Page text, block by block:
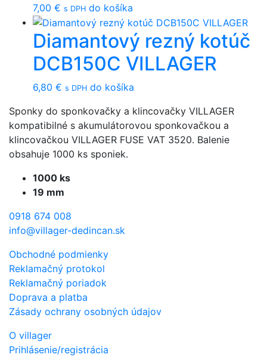
7,00 € s DPH do košíka
Diamantový rezný kotúč
DCB150C VILLAGER
6,80 € s DPH do košíka
Sponky do sponkovačky a klincovačky VILLAGER
kompatibilné s akumulátorovou sponkovačkou a
klincovačkou VILLAGER FUSE VAT 3520. Balenie
obsahuje 1000 ks sponiek.
1000 ks
19 mm
0918 674 008
info@villager-dedincan.sk
Obchodné podmienky
Reklamačný protokol
Reklamačný poriadok
Doprava a platba
Zásady ochrany osobných údajov
O villager
Prihlásenie/registrácia